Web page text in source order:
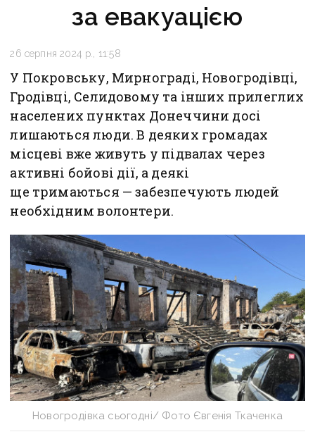
за евакуацією
26 серпня 2024 р., 11:58
У Покровську, Мирнограді, Новогродівці,
Гродівці, Селидовому та інших прилеглих
населених пунктах Донеччини досі
лишаються люди. В деяких громадах
місцеві вже живуть у підвалах через
активні бойові дії, а деякі
ще тримаються — забезпечують людей
необхідним волонтери.
Новогродівка сьогодні/ Фото Євгенія Ткаченка